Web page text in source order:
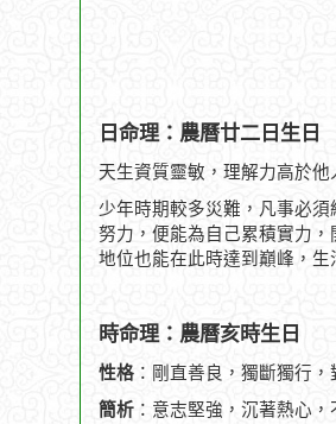
日命理：農曆廿二日生日
天生資質靈敏，理解力高於
少年時期較多災難，凡事必
努力，便能為自己累積實力
地位也能在此時達到巔峰，
時命理：農曆亥時生日
性格 ：剛直善良，獨斷獨行
簡析 ：意志堅強，沉著熱心